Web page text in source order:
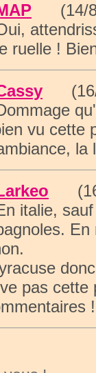
(14/
ruelle !
(16/
vu cette
la
italie,
pas cette
!